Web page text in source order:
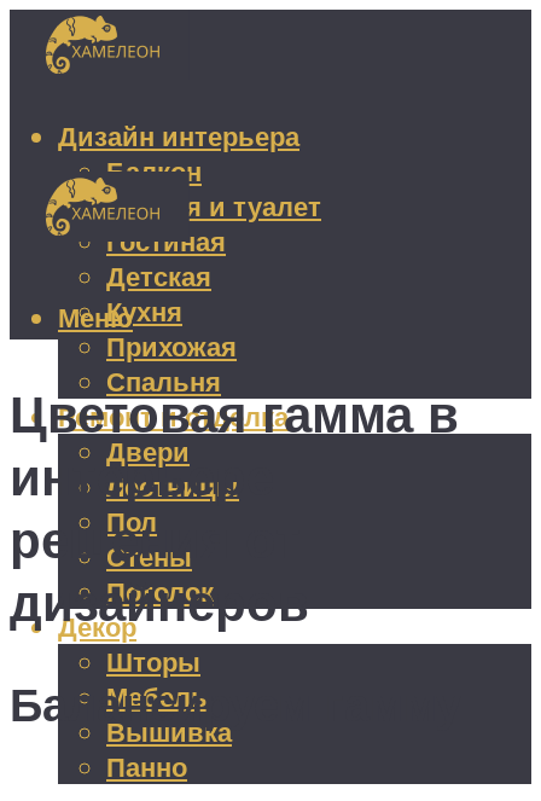
Дизайн интерьера
Балкон
Ванная и туалет
Гостиная
Детская
Кухня
Прихожая
Спальня
Ремонт и отделка
Двери
Лестницы
Пол
Стены
Потолок
Декор
Шторы
Мебель
Вышивка
Панно
Меню
Цветовая гамма в
интерьере —
решения от
дизайнеров
Балансируем гамму